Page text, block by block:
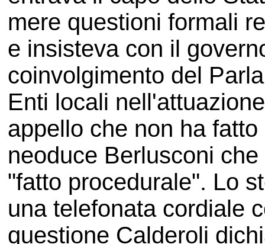
mere questioni formali
e insisteva con il
coinvolgimento del
Enti locali
appello che non ha
neoduce Berlusconi
"fatto procedurale". Lo
una telefonata cordiale
questione Calderoli